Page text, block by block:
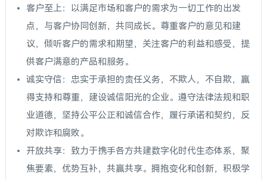
客户至上：以满足市场和客户的需求为一切工作的出发
点，与客户协同创新，共同成长。尊重客户的意见和建
议，倾听客户的需求和期望，关注客户的利益和感受，提
供客户满意的产品和服务。
诚实守信：忠实于承担的责任义务，不欺人，不自欺，赢
得支持和尊重，建设诚信阳光的企业。遵守法律法规和职
业道德，坚持公平公正和诚信合作，履行承诺和契约，反
对欺诈和腐败。
开放共享：致力于携手各方共建数字化时代生态体系，聚
焦要素，优势互补，共赢共享。拥抱变化和创新，积极学